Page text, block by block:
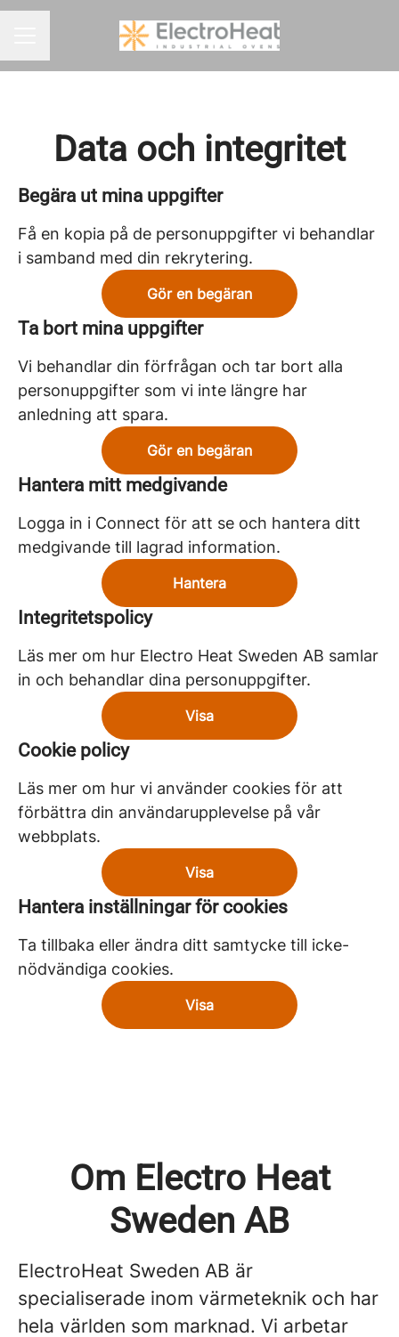
Data och integritet
Begära ut mina uppgifter
Få en kopia på de personuppgifter vi behandlar
i samband med din rekrytering.
Gör en begäran
Ta bort mina uppgifter
Vi behandlar din förfrågan och tar bort alla
personuppgifter som vi inte längre har
anledning att spara.
Gör en begäran
Hantera mitt medgivande
Logga in i Connect för att se och hantera ditt
medgivande till lagrad information.
Hantera
Integritetspolicy
Läs mer om hur Electro Heat Sweden AB samlar
in och behandlar dina personuppgifter.
Visa
Cookie policy
Läs mer om hur vi använder cookies för att
förbättra din användarupplevelse på vår
webbplats.
Visa
Hantera inställningar för cookies
Ta tillbaka eller ändra ditt samtycke till icke-
nödvändiga cookies.
Visa
Om Electro Heat
Sweden AB
ElectroHeat Sweden AB är
specialiserade inom värmeteknik och har
hela världen som marknad. Vi arbetar